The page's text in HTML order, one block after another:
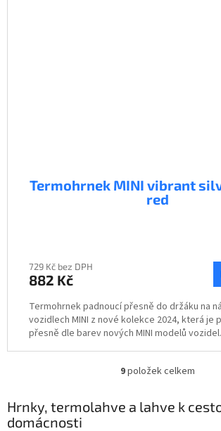
Termohrnek MINI vibrant
red
729 Kč bez DPH
882 Kč
Termohrnek padnoucí přesně do držáku na
vozidlech MINI z nové kolekce 2024, která je
přesně dle barev nových MINI modelů vozidel.
O
l
á
9položek celkem
Hrnky, termolahve a lahve k
domácnosti